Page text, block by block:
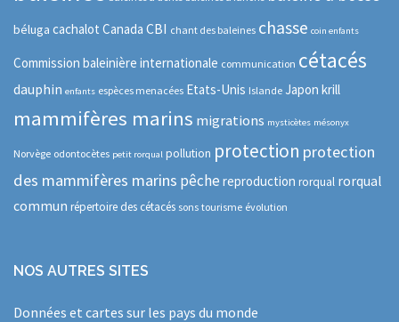
béluga cachalot Canada CBI chant des baleines chasse coin enfants
Commission baleinière internationale communication cétacés
dauphin enfants espèces menacées Etats-Unis Islande Japon krill
mammifères marins migrations mysticètes mésonyx
Norvège odontocètes petit rorqual pollution protection protection
des mammifères marins pêche reproduction rorqual rorqual
commun répertoire des cétacés sons tourisme évolution
NOS AUTRES SITES
Données et cartes sur les pays du monde